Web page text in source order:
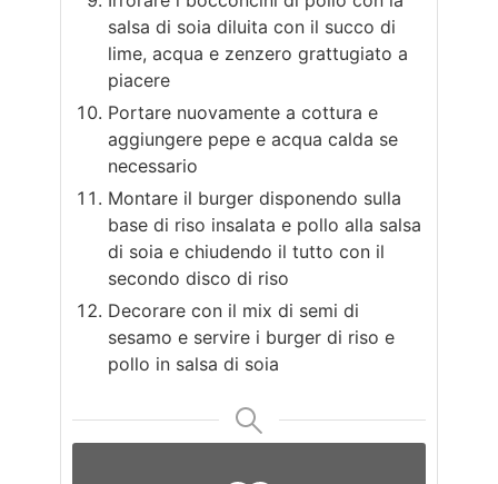
salsa di soia diluita con il succo di
lime, acqua e zenzero grattugiato a
piacere
Portare nuovamente a cottura e
aggiungere pepe e acqua calda se
necessario
Montare il burger disponendo sulla
base di riso insalata e pollo alla salsa
di soia e chiudendo il tutto con il
secondo disco di riso
Decorare con il mix di semi di
sesamo e servire i burger di riso e
pollo in salsa di soia